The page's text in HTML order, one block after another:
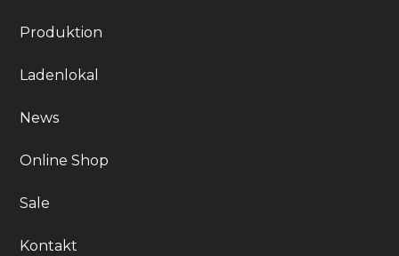
Produktion
Ladenlokal
News
Online Shop
Sale
Kontakt